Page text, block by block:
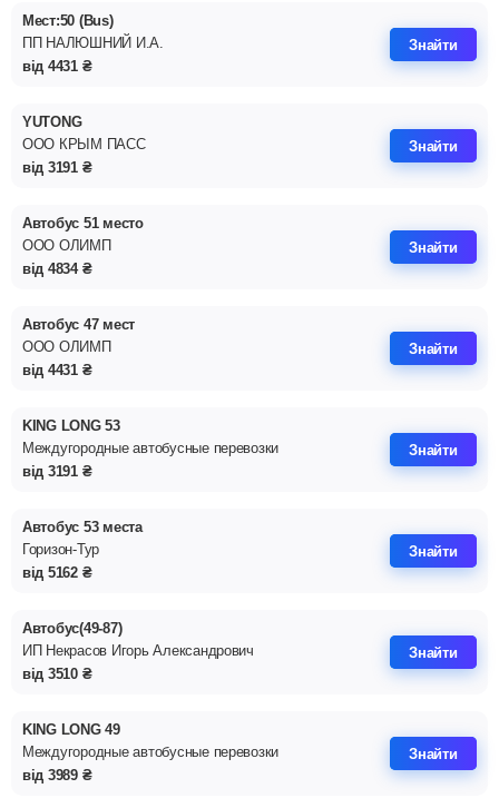
Мест:50 (Bus)
ПП НАЛЮШНИЙ И.А.
від 4431 ₴
Знайти
YUTONG
ООО КРЫМ ПАСС
від 3191 ₴
Знайти
Автобус 51 место
ООО ОЛИМП
від 4834 ₴
Знайти
Автобус 47 мест
ООО ОЛИМП
від 4431 ₴
Знайти
KING LONG 53
Междугородные автобусные перевозки
від 3191 ₴
Знайти
Автобус 53 места
Горизон-Тур
від 5162 ₴
Знайти
Автобус(49-87)
ИП Некрасов Игорь Александрович
від 3510 ₴
Знайти
KING LONG 49
Междугородные автобусные перевозки
від 3989 ₴
Знайти